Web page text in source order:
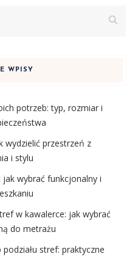
WPISY
potrzeb: typ, rozmiar i
wydzielić przestrzeń z
i stylu
jak wybrać funkcjonalny i
w kawalerce: jak wybrać
do metrażu
stref: praktyczne